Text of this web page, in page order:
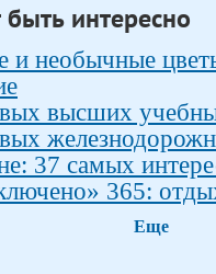
интересно
и необычные
высших
37 самых
365:
Еще